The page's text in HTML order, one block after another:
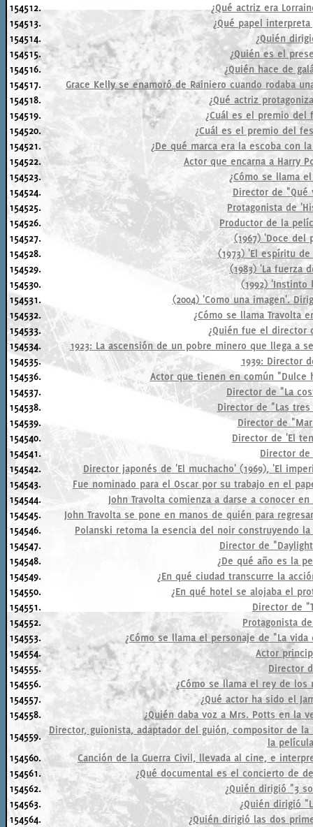
154512.
¿Qué actriz era
154513.
¿Qué papel
154514.
¿Quién
154515.
¿Quién es el
154516.
¿Quién hace de
154517.
Grace Kelly se enamoró de Rainiero cuando rodaba
154518.
¿Qué actriz
154519.
¿Cuál es el premio del
154520.
¿Cuál es el premio del
154521.
¿De qué marca era la escoba con
154522.
Actor que encarna a Harry
154523.
¿Cómo se llama
154524.
Director de
154525.
Protagonista de
154526.
Productor de la
154527.
(1967) 'Doce del
154528.
(1973) 'El espíritu
154529.
(1983) 'La fuerza
154530.
(1992) 'Instinto
154531.
(2004) 'Como una imagen'.
154532.
¿Cómo se llama Travolta
154533.
¿Quién fue el director
154534.
1923: La ascensión de un pobre minero que llega a
154535.
1939: Director
154536.
Actor que tienen en común "Dulce
154537.
Director de "La
154538.
Director de "Las tres
154539.
Director de
154540.
Director de 'El
154541.
Director de
154542.
Director japonés de 'El muchacho' (1969), 'El
154543.
Fue nominado para el Oscar por su trabajo en el
154544.
John Travolta comienza a darse a conocer
154545.
John Travolta se pone en manos de quién para
154546.
Polanski retoma la esencia del noir construyendo
154547.
Director de
154548.
¿De qué año es la
154549.
¿En qué ciudad transcurre la
154550.
¿En qué hotel se alojaba el
154551.
Director de
154552.
Protagonista
154553.
¿Cómo se llama el personaje de "La
154554.
Actor
154555.
Director
154556.
¿Cómo se llama el rey de los
154557.
¿Qué actor ha sido el
154558.
¿Quién daba voz a Mrs. Potts en la
154559.
Director, guionista, adaptador del guión, compositor de
la
154560.
Canción de la Guerra Civil, llevada al cine, e
154561.
¿Qué documental es el concierto de
154562.
¿Quién dirigió "3
154563.
¿Quién dirigió
154564.
¿Quién dirigió las dos